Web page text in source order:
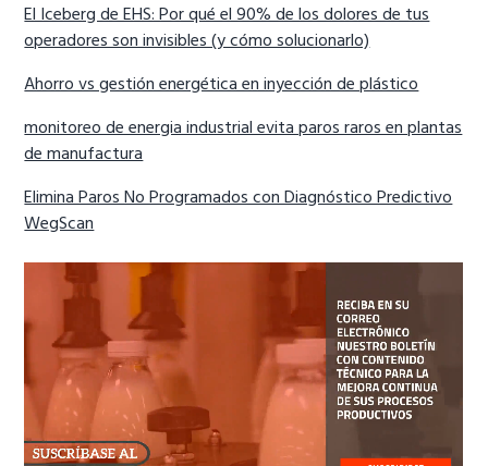
El Iceberg de EHS: Por qué el 90% de los dolores de tus
operadores son invisibles (y cómo solucionarlo)
Ahorro vs gestión energética en inyección de plástico
monitoreo de energia industrial evita paros raros en plantas
de manufactura
Elimina Paros No Programados con Diagnóstico Predictivo
WegScan